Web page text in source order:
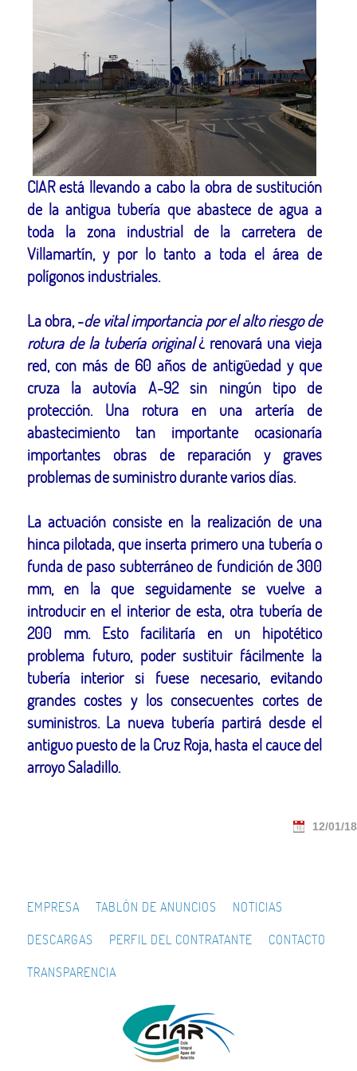
CIAR está llevando a cabo la obra de sustitución
de la antigua tubería que abastece de agua a
toda la zona industrial de la carretera de
Villamartín, y por lo tanto a toda el área de
polígonos industriales.
La obra, -de vital importancia por el alto riesgo de
rotura de la tubería original¿ renovará una vieja
red, con más de 60 años de antigüedad y que
cruza la autovía A-92 sin ningún tipo de
protección. Una rotura en una artería de
abastecimiento tan importante ocasionaría
importantes obras de reparación y graves
problemas de suministro durante varios días.
La actuación consiste en la realización de una
hinca pilotada, que inserta primero una tubería o
funda de paso subterráneo de fundición de 300
mm, en la que seguidamente se vuelve a
introducir en el interior de esta, otra tubería de
200 mm. Esto facilitaría en un hipotético
problema futuro, poder sustituir fácilmente la
tubería interior si fuese necesario, evitando
grandes costes y los consecuentes cortes de
suministros. La nueva tubería partirá desde el
antiguo puesto de la Cruz Roja, hasta el cauce del
arroyo Saladillo.
12/01/18
EMPRESA TABLÓN DE ANUNCIOS NOTICIAS
DESCARGAS PERFIL DEL CONTRATANTE CONTACTO
TRANSPARENCIA